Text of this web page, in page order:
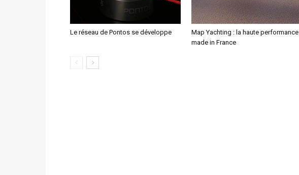
Le réseau de Pontos se développe
Map Yachting : la haute performance
made in France